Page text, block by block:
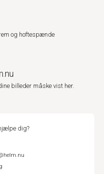
og hoftespænde
billeder måske vist her.
dig?